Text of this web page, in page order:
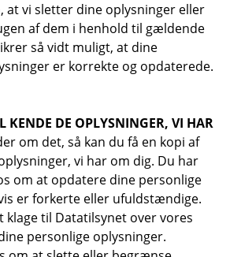
at vi sletter dine oplysninger eller
af dem i henhold til gældende
så vidt muligt, at dine
er korrekte og opdaterede.
KENDE DE OPLYSNINGER, VI HAR
om det, så kan du få en kopi af
vi har om dig. Du har
om at opdatere dine personlige
er forkerte eller ufuldstændige.
klage til Datatilsynet over vores
personlige oplysninger.